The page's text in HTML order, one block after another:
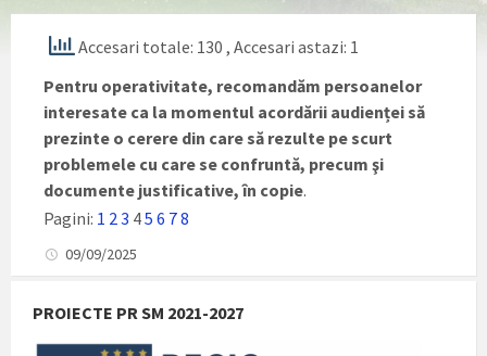
Accesari totale: 130 , Accesari astazi: 1
Pentru operativitate, recomandăm persoanelor
interesate ca la momentul acordării audienței să
prezinte o cerere din care să rezulte pe scurt
problemele cu care se confruntă, precum şi
documente justificative, în copie.
Pagini: 1 2 3 45 6 78
09/09/2025
PROIECTE PR SM 2021-2027